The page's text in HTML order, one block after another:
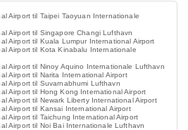
Airport til Taipei Taoyuan Internationale
Airport til Singapore Changi Lufthavn
Airport til Kuala Lumpur International Airport
Airport til Kota Kinabalu Internationale
Airport til Ninoy Aquino Internationale Lufthavn
Airport til Narita International Airport
Airport til Suvarnabhumi Lufthavn
Airport til Hong Kong International Airport
Airport til Newark Liberty International Airport
Airport til Kansai International Airport
Airport til Taichung International Airport
Airport til Noi Bai Internationale Lufthavn